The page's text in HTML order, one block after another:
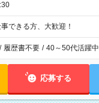
できる方、大歓迎！
/ 履歴書不要 / 40～50代活躍中
応募する